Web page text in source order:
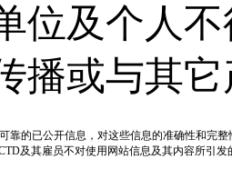
位及个人
播或与其
靠的已公开信息，对这些信息的准确性和完
及其雇员不对使用网站信息及其内容所引